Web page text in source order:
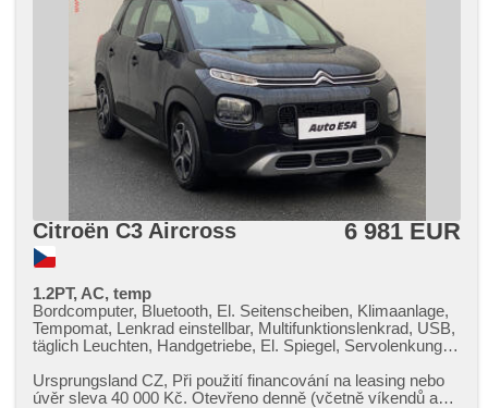
autom. Aktivation der Warnflutlicht, Nebelscheinwerfer,
Start-Stop System, USB, Autoradio, digitální příjem rádia
(DAB), Außenthermometer, beheizte Spiegel, Teilbare
Rücksitzbank, Heckscheibenwischer, Getönte Scheiben,
přední pohon, Antrieb 4x2, Ausziehbare Kopflehnen,
Garantie, digitální přístrojová deska
Citroën C3 Aircross 6 981 EUR
1.2PT, AC, temp
Bordcomputer, Bluetooth, El. Seitenscheiben, Klimaanlage,
Tempomat, Lenkrad einstellbar, Multifunktionslenkrad, USB,
täglich Leuchten, Handgetriebe, El. Spiegel, Servolenkung,
Stabilitätsprogramm (ESP), Reifendrucksensor, ABS,
Antriebsschlupfregelung (ASR), parkovací senzory zadní,
Ursprungsland CZ,​ Při použití financování na leasing nebo
úvěr sleva 40 000 Kč. Otevřeno denně (včetně víkendů a